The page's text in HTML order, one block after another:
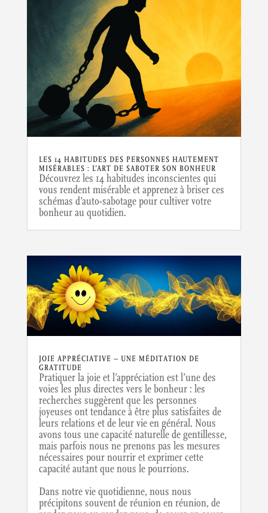
LES 14 HABITUDES DES PERSONNES HAUTEMENT
MISÉRABLES : L’ART DE SABOTER SON BONHEUR
Découvrez les 14 habitudes inconscientes qui
vous rendent misérable et apprenez à briser ces
schémas d’auto-sabotage pour cultiver votre
bonheur au quotidien.
JOIE APPRÉCIATIVE – UNE MÉDITATION DE
GRATITUDE
Pratiquer la joie et l’appréciation est l’une des
voies les plus directes vers le bonheur : les
recherches suggèrent que les personnes
joyeuses ont tendance à être plus satisfaites de
leurs relations et de leur vie en général. Nous
avons tous une capacité naturelle de gentillesse,
mais parfois nous ne prenons pas les mesures
nécessaires pour nourrir et exprimer cette
capacité autant que nous le pourrions.
Dans notre vie quotidienne, nous nous
précipitons souvent de réunion en réunion, de